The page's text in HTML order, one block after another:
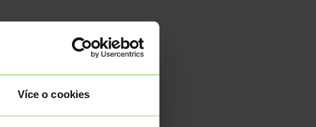
Více o cookies